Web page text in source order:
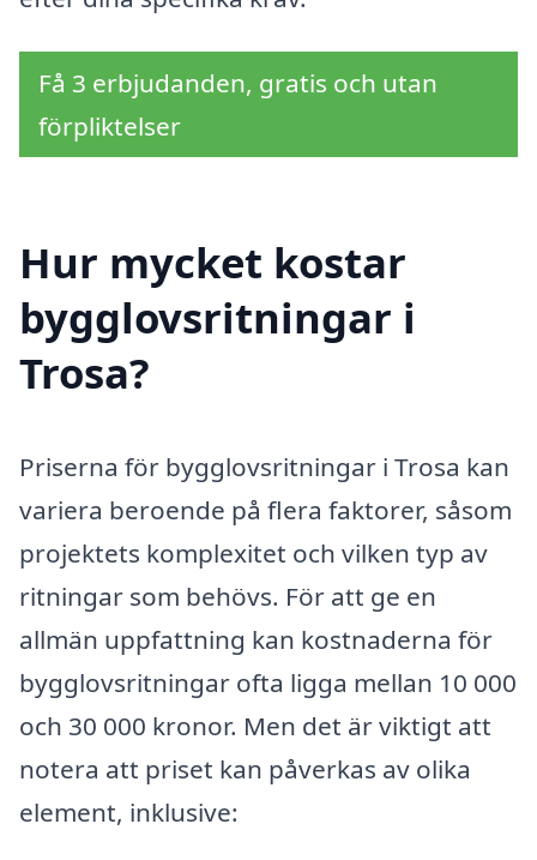
Få 3 erbjudanden, gratis och utan
förpliktelser
Hur mycket kostar
bygglovsritningar i
Trosa?
Priserna för bygglovsritningar i Trosa kan
variera beroende på flera faktorer, såsom
projektets komplexitet och vilken typ av
ritningar som behövs. För att ge en
allmän uppfattning kan kostnaderna för
bygglovsritningar ofta ligga mellan 10 000
och 30 000 kronor. Men det är viktigt att
notera att priset kan påverkas av olika
element, inklusive: